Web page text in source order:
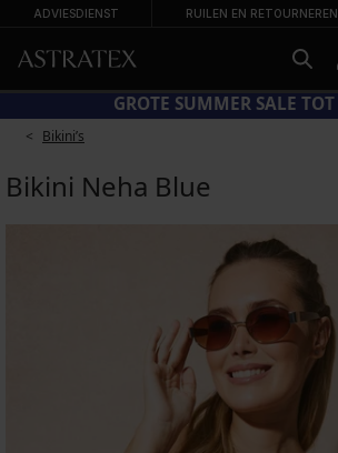
ADVIESDIENST RUILEN EN RETOURNEREN
CODE BRA20 = BH'S -20%
Bikini’s
Bikini Neha Blue